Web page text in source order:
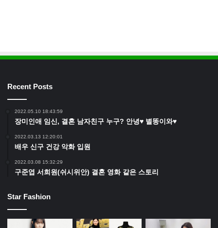
Recent Posts
2022.05.10 18:43:59
장미인애 임신, 결혼 남자친구 누구? 안녕♥ 별똥이와♥
2022.03.13 12:20:01
배우 신구 건강 악화 입원
2022.03.08 15:32:29
구준엽 서희원(쉬시위안) 결혼 영화 같은 스토리
Star Fashion